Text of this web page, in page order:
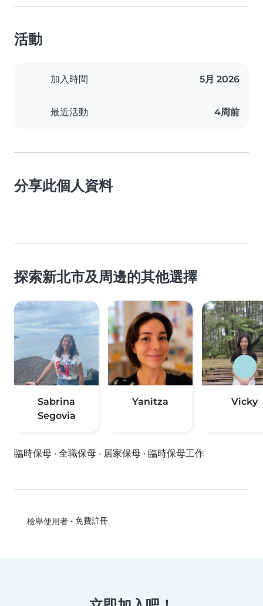
活動
加入時間 5月 2026
最近活動 4周前
分享此個人資料
探索新北市及周邊的其他選擇
Sabrina
Segovia
Yanitza Vicky
臨時保母 · 全職保母 · 居家保母 · 臨時保母工作
檢舉使用者• 免費註冊